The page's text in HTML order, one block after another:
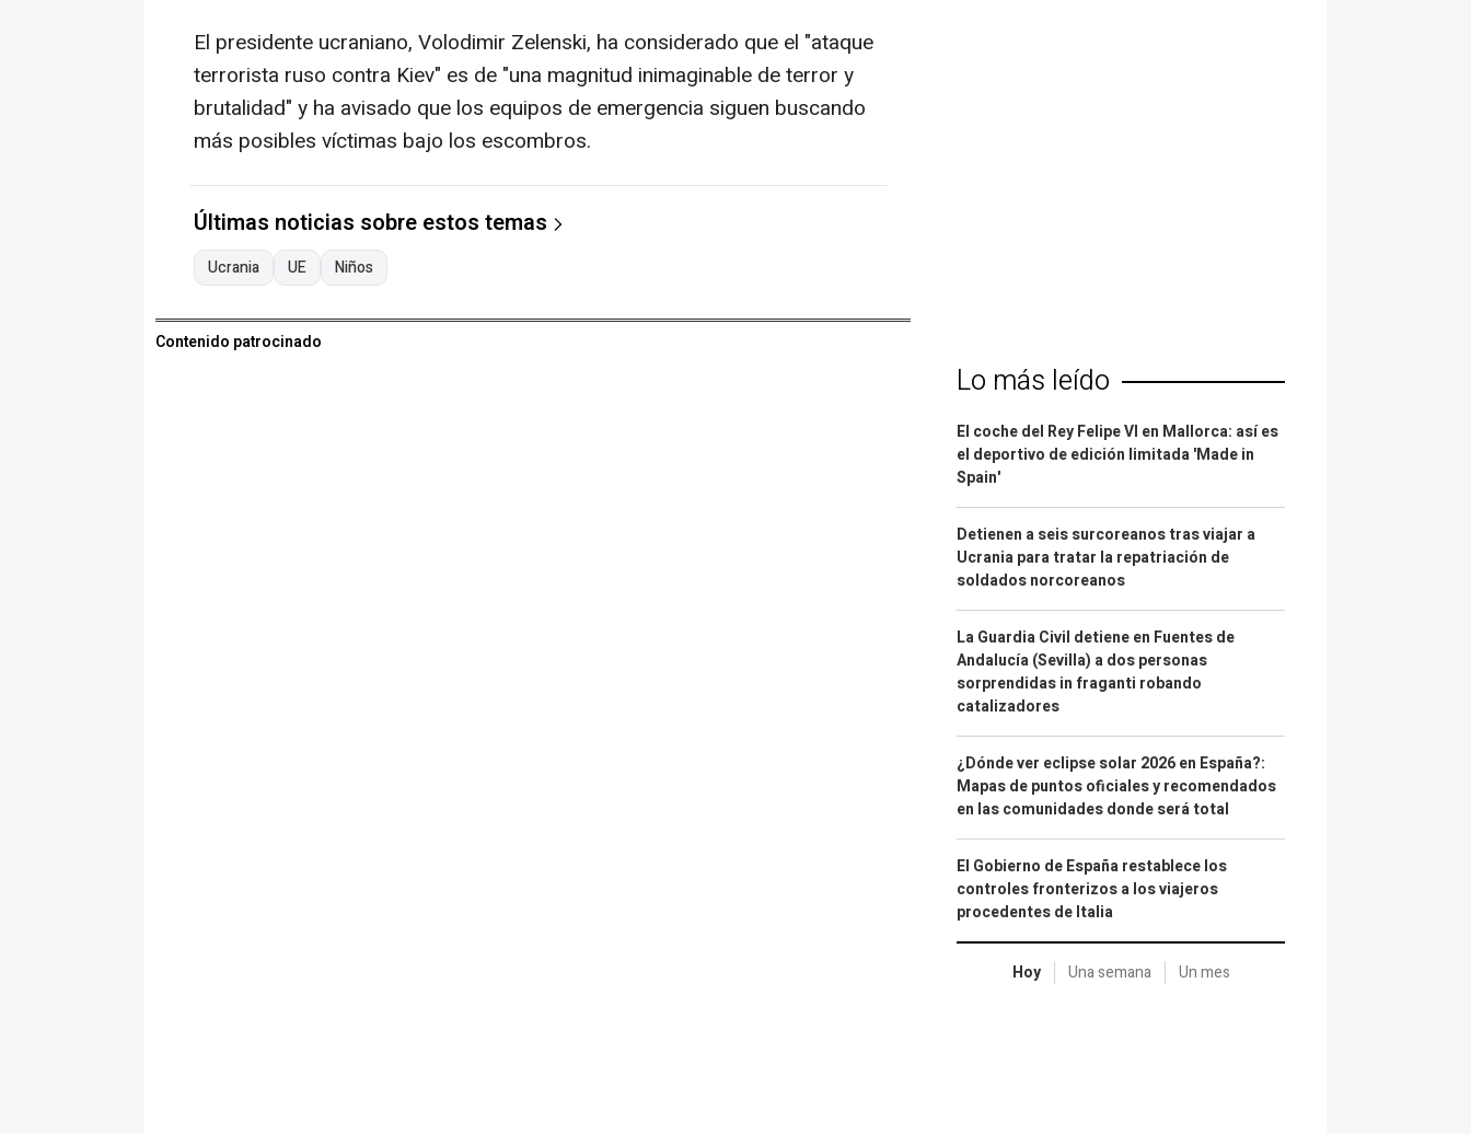
El presidente ucraniano, Volodimir Zelenski, ha considerado que el "ataque
terrorista ruso contra Kiev" es de "una magnitud inimaginable de terror y
brutalidad" y ha avisado que los equipos de emergencia siguen buscando
más posibles víctimas bajo los escombros.
Últimas noticias sobre estos temas
Ucrania UE Niños
Contenido patrocinado
Lo más leído
El coche del Rey Felipe VI en Mallorca: así es
el deportivo de edición limitada 'Made in
Spain'
Detienen a seis surcoreanos tras viajar a
Ucrania para tratar la repatriación de
soldados norcoreanos
La Guardia Civil detiene en Fuentes de
Andalucía (Sevilla) a dos personas
sorprendidas in fraganti robando
catalizadores
¿Dónde ver eclipse solar 2026 en España?:
Mapas de puntos oficiales y recomendados
en las comunidades donde será total
El Gobierno de España restablece los
controles fronterizos a los viajeros
procedentes de Italia
Hoy Una semana Un mes